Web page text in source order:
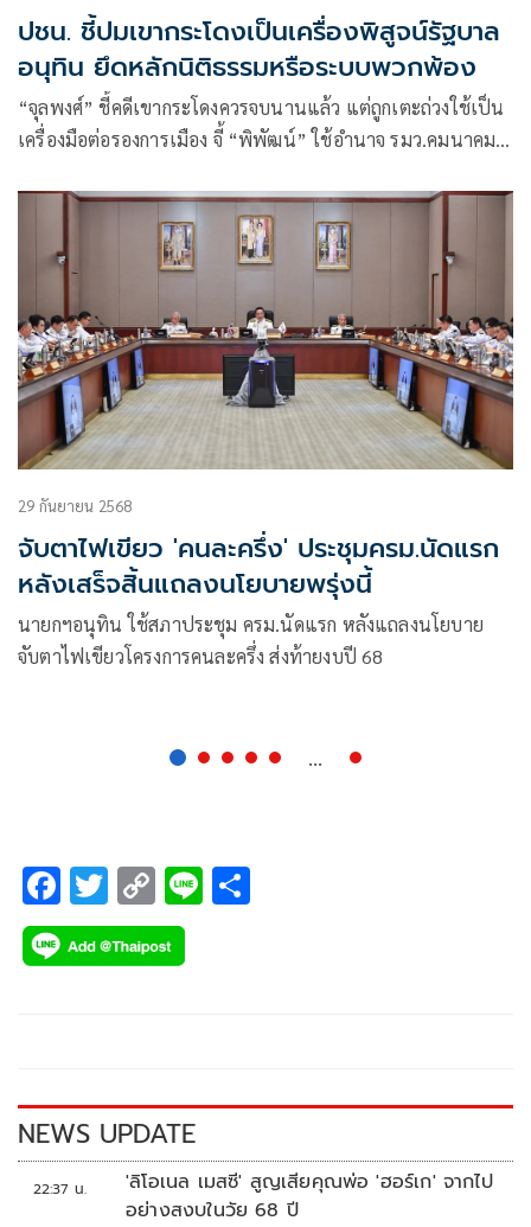
ปชน. ชี้ปมเขากระโดงเป็นเครื่องพิสูจน์รัฐบาล
อนุทิน ยึดหลักนิติธรรมหรือระบบพวกพ้อง
“จุลพงศ์” ชี้คดีเขากระโดงควรจบนานแล้ว แต่ถูกเตะถ่วงใช้เป็น
เครื่องมือต่อรองการเมือง จี้ “พิพัฒน์” ใช้อำนาจ รมว.คมนาคม
ได้ทันที พิสูจน์รัฐบาลนี้ยึดหลักนิติธรรมหรือใช้ระบบพวกพ้อง
29 กันยายน 2568
จับตาไฟเขียว 'คนละครึ่ง' ประชุมครม.นัดแรก
หลังเสร็จสิ้นแถลงนโยบายพรุ่งนี้
นายกฯอนุทิน ใช้สภาประชุม ครม.นัดแรก หลังแถลงนโยบาย
จับตาไฟเขียวโครงการคนละครึ่ง ส่งท้ายงบปี 68
...
F
ac
e
k
T
wi
tt
C
o
p
k
Li
NEWS UPDATE
22:37 น.
'ลิโอเนล เมสซี' สูญเสียคุณพ่อ 'ฮอร์เก' จากไป
อย่างสงบในวัย 68 ปี